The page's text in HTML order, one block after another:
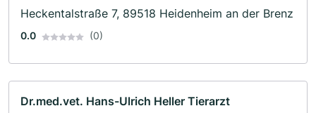
Heckentalstraße 7, 89518 Heidenheim an der Brenz
0.0 (0)
Dr.med.vet. Hans-Ulrich Heller Tierarzt